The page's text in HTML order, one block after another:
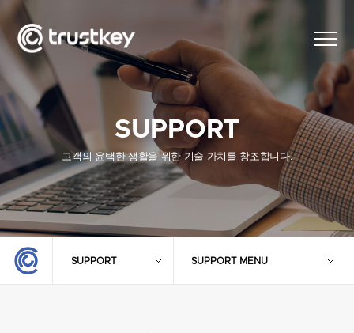
SUPPORT
고객의 윤택한 생활을 위한 기술 가치를 창조합니다.
SUPPORT SUPPORT MENU